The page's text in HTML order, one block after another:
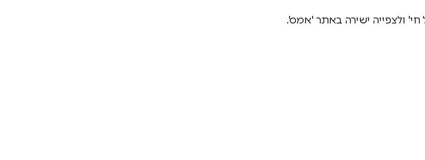
20:00, להאזנה בתדרי 'קול חי' ולצפייה ישירה באתר 'אמס'.